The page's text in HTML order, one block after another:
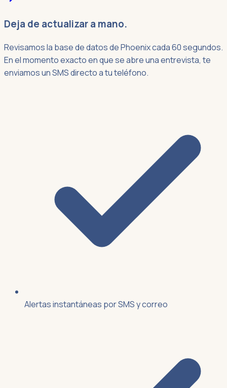
Deja de actualizar a mano.
Revisamos la base de datos de Phoenix cada 60 segundos.
En el momento exacto en que se abre una entrevista, te
enviamos un SMS directo a tu teléfono.
Alertas instantáneas por SMS y correo